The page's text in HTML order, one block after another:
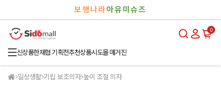
보행나라아유미슈즈
0
신상품한재협 기획전추천상품시도몰 매거진
일상생활 기립 보조의자 높이 조절 의자